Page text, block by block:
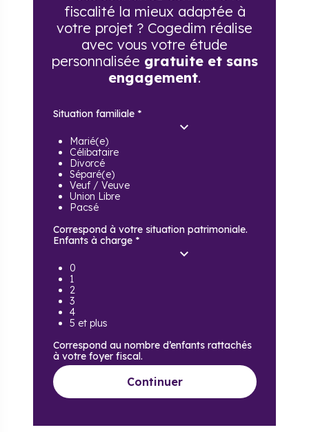
fiscalité la mieux adaptée à
votre projet ? Cogedim réalise
avec vous votre étude
personnalisée gratuite et sans
engagement.
Situation familiale *
Marié(e)
Célibataire
Divorcé
Séparé(e)
Veuf / Veuve
Union Libre
Pacsé
Correspond à votre situation patrimoniale.
Enfants à charge *
0
1
2
3
4
5 et plus
Correspond au nombre d’enfants rattachés
à votre foyer fiscal.
Continuer